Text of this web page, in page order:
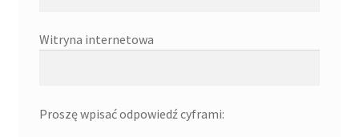
Witryna internetowa
Proszę wpisać odpowiedź cyframi: